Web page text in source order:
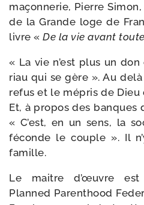
maçonnerie, Pierre
de la Grande loge de
livre « De la vie avant
« La vie n’est plus un
riau qui se gère ». Au
refus et le mépris de
Et, à pro­pos des banques
« C’est, en un sens, la
féconde le couple ». Il
famille.
Le maitre d’œuvre est
Planned Parenthood